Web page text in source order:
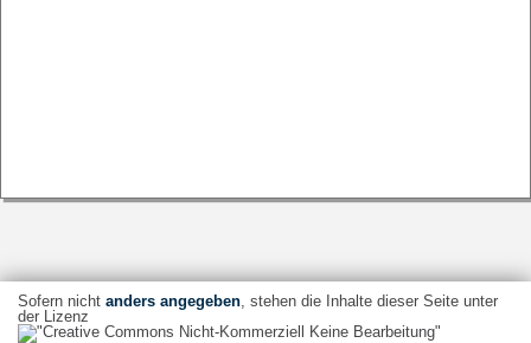
Sofern nicht anders angegeben, stehen die Inhalte dieser Seite unter
der Lizenz